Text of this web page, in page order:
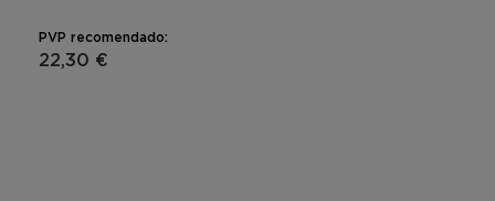
PVP recomendado:
22,30 €